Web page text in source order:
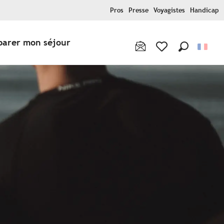
Pros Presse Voyagistes Handicap
mon séjour